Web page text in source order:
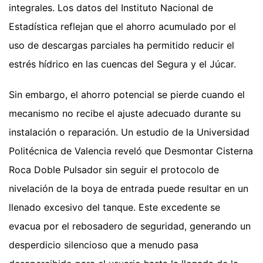
integrales. Los datos del Instituto Nacional de
Estadística reflejan que el ahorro acumulado por el
uso de descargas parciales ha permitido reducir el
estrés hídrico en las cuencas del Segura y el Júcar.
Sin embargo, el ahorro potencial se pierde cuando el
mecanismo no recibe el ajuste adecuado durante su
instalación o reparación. Un estudio de la Universidad
Politécnica de Valencia reveló que Desmontar Cisterna
Roca Doble Pulsador sin seguir el protocolo de
nivelación de la boya de entrada puede resultar en un
llenado excesivo del tanque. Este excedente se
evacua por el rebosadero de seguridad, generando un
desperdicio silencioso que a menudo pasa